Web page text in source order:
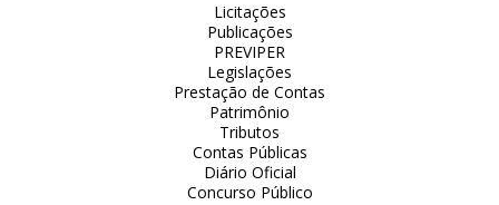
Licitações
Publicações
PREVIPER
Legislações
Prestação de Contas
Patrimônio
Tributos
Contas Públicas
Diário Oficial
Concurso Público